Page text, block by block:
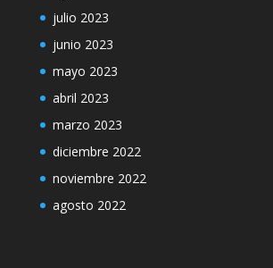
julio 2023
junio 2023
mayo 2023
abril 2023
marzo 2023
diciembre 2022
noviembre 2022
agosto 2022